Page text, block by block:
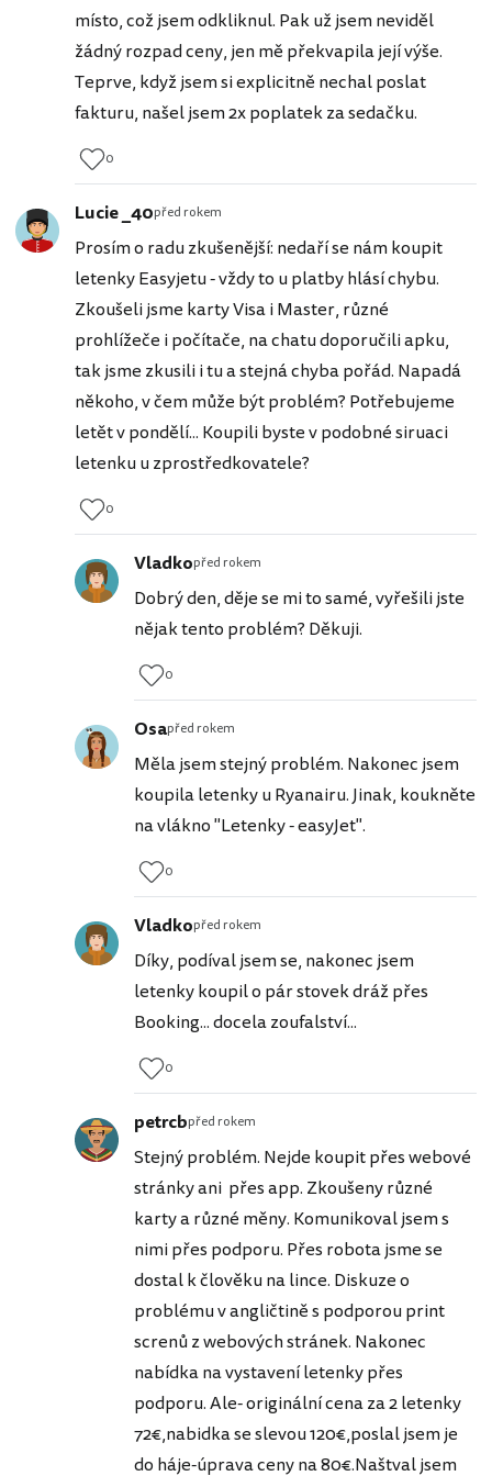
místo, což jsem odkliknul. Pak už jsem neviděl
žádný rozpad ceny, jen mě překvapila její výše.
Teprve, když jsem si explicitně nechal poslat
fakturu, našel jsem 2x poplatek za sedačku.
0
Lucie _40před rokem
Prosím o radu zkušenější: nedaří se nám koupit
letenky Easyjetu - vždy to u platby hlásí chybu.
Zkoušeli jsme karty Visa i Master, různé
prohlížeče i počítače, na chatu doporučili apku,
tak jsme zkusili i tu a stejná chyba pořád. Napadá
někoho, v čem může být problém? Potřebujeme
letět v pondělí... Koupili byste v podobné siruaci
letenku u zprostředkovatele?
0
Vladkopřed rokem
Dobrý den, děje se mi to samé, vyřešili jste
nějak tento problém? Děkuji.
0
Osapřed rokem
Měla jsem stejný problém. Nakonec jsem
koupila letenky u Ryanairu. Jinak, koukněte
na vlákno "Letenky - easyJet".
0
Vladkopřed rokem
Díky, podíval jsem se, nakonec jsem
letenky koupil o pár stovek dráž přes
Booking... docela zoufalství...
0
petrcbpřed rokem
Stejný problém. Nejde koupit přes webové
stránky ani přes app. Zkoušeny různé
karty a různé měny. Komunikoval jsem s
nimi přes podporu. Přes robota jsme se
dostal k člověku na lince. Diskuze o
problému v angličtině s podporou print
screnů z webových stránek. Nakonec
nabídka na vystavení letenky přes
podporu. Ale- originální cena za 2 letenky
72€,nabidka se slevou 120€,poslal jsem je
do háje-úprava ceny na 80€.Naštval jsem